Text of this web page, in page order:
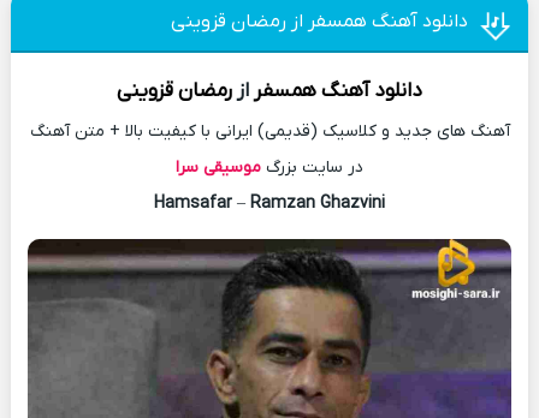
دانلود آهنگ همسفر از رمضان قزوینی
دانلود آهنگهمسفر ازرمضان قزوینی
آهنگ های جدید و کلاسیک (قدیمی) ایرانی با کیفیت بالا + متن آهنگ
در سایت بزرگ موسیقی سرا
Hamsafar – Ramzan Ghazvini